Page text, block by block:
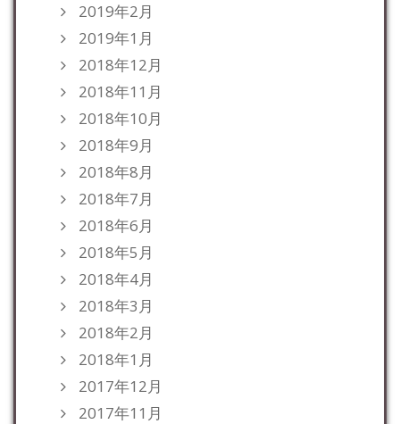
2019年2月
2019年1月
2018年12月
2018年11月
2018年10月
2018年9月
2018年8月
2018年7月
2018年6月
2018年5月
2018年4月
2018年3月
2018年2月
2018年1月
2017年12月
2017年11月